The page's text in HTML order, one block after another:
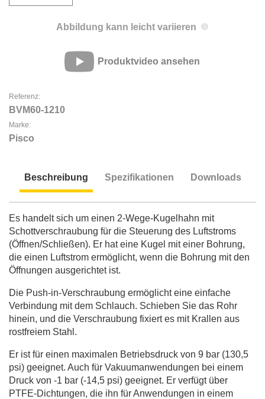
Abbildung kann leicht variieren
Produktvideo ansehen
Referenz:
BVM60-1210
Marke:
Pisco
Beschreibung Spezifikationen Downloads
Es handelt sich um einen 2-Wege-Kugelhahn mit
Schottverschraubung für die Steuerung des Luftstroms
(Öffnen/Schließen). Er hat eine Kugel mit einer Bohrung,
die einen Luftstrom ermöglicht, wenn die Bohrung mit den
Öffnungen ausgerichtet ist.
Die Push-in-Verschraubung ermöglicht eine einfache
Verbindung mit dem Schlauch. Schieben Sie das Rohr
hinein, und die Verschraubung fixiert es mit Krallen aus
rostfreiem Stahl.
Er ist für einen maximalen Betriebsdruck von 9 bar (130,5
psi) geeignet. Auch für Vakuumanwendungen bei einem
Druck von -1 bar (-14,5 psi) geeignet. Er verfügt über
PTFE-Dichtungen, die ihn für Anwendungen in einem